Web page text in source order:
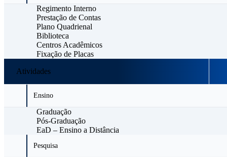
Regimento Interno
Prestação de Contas
Plano Quadrienal
Biblioteca
Centros Acadêmicos
Fixação de Placas
Atividades
Ensino
Graduação
Pós-Graduação
EaD – Ensino a Distância
Pesquisa